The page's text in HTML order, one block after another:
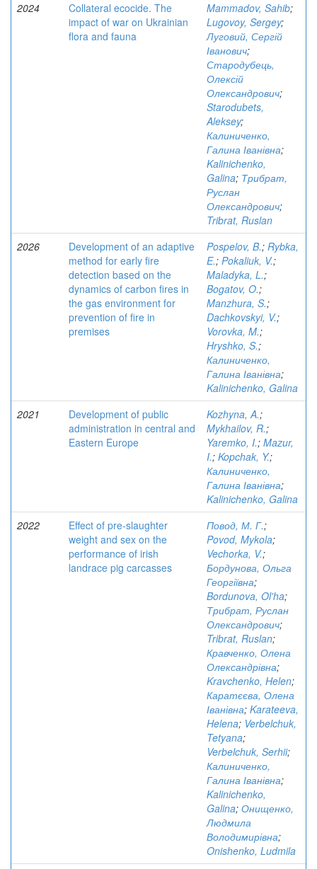
2024
Collateral ecocide. The
impact of war on Ukrainian
flora and fauna
Mammadov, Sahib;
Lugovoy, Sergey;
Луговий, Сергій
Іванович;
Стародубець,
Олексій
Олександрович;
Starodubets,
Aleksey;
Калиниченко,
Галина Іванівна;
Kalinichenko,
Galina; Трибрат,
Руслан
Олександрович;
Tribrat, Ruslan
2026
Development of an adaptive
method for early fire
detection based on the
dynamics of carbon fires in
the gas environment for
prevention of fire in
premises
Pospelov, B.; Rybka,
E.; Pokaliuk, V.;
Maladyka, L.;
Bogatov, O.;
Manzhura, S.;
Dachkovskyi, V.;
Vorovka, M.;
Hryshko, S.;
Калиниченко,
Галина Іванівна;
Kalinichenko, Galina
2021
Development of public
administration in central and
Eastern Europe
Kozhyna, A.;
Mykhailov, R.;
Yaremko, I.; Mazur,
I.; Kopchak, Y.;
Калиниченко,
Галина Іванівна;
Kalinichenko, Galina
2022
Effect of pre-slaughter
weight and sex on the
performance of irish
landrace pig carcasses
Повод, М. Г.;
Povod, Mykola;
Vechorka, V.;
Бордунова, Ольга
Георгіївна;
Bordunova, Ol'ha;
Трибрат, Руслан
Олександрович;
Tribrat, Ruslan;
Кравченко, Олена
Олександрівна;
Kravchenko, Helen;
Каратєєва, Олена
Іванівна; Karateeva,
Helena; Verbelchuk,
Tetyana;
Verbelchuk, Serhii;
Калиниченко,
Галина Іванівна;
Kalinichenko,
Galina; Онищенко,
Людмила
Володимирівна;
Onishenko, Ludmila